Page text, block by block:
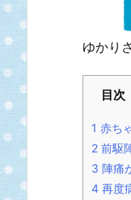
ゆかり
目次
1 赤ち
2 前駆
3 陣痛
4 再度